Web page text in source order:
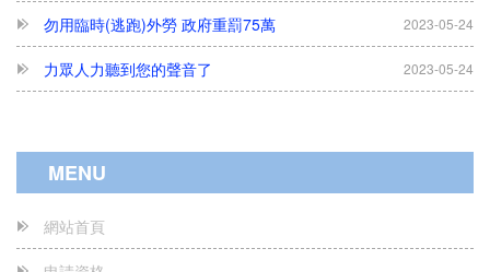
2023-05-24
力眾人力聽到您的聲音了
2023-05-24
開立証明之醫院(中部以南)
每月只接50件---欲辦從速
尋人啟事......
我知道您是位好雇主
MENU
網站首頁